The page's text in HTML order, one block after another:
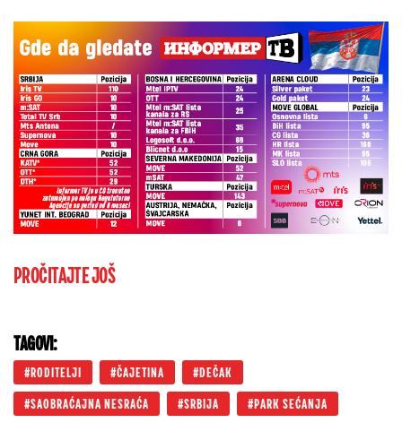
PROČITAJTE JOŠ
TAGOVI:
RODITELJI ČAJETINA DEČAK
SAOBRAĆAJNA NESRAĆA SRBIJA PARK SEĆANJA